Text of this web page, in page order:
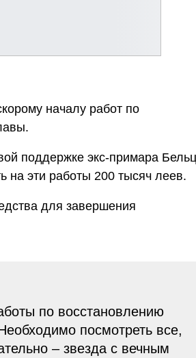
началу работ по
поддержке экс-примара
на эти работы 200 тысяч леев.
для завершения
по восстановлению
посмотреть все,
– звезда с вечным